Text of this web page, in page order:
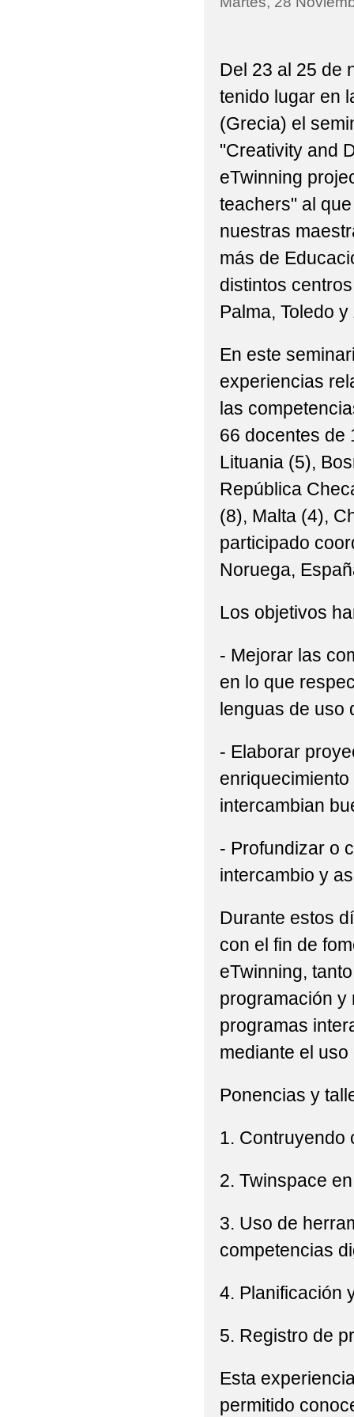
SORTEO DE LA
INFORMACIÓN Y
VISITA POLICÍA
PEC Y PGA
Del 23 al 25 de
tenido lugar en
(Grecia) el
"Creativity and
eTwinning
teachers" al
nuestras
más de
distintos
Palma, Toledo
En este
experiencias
las
66 docentes de
Lituania (5),
República
(8), Malta (4),
participado
Noruega,
Los objetivos
- Mejorar las
en lo que
lenguas de uso
- Elaborar
intercambian
- Profundizar o
intercambio y
Durante estos
con el fin de
eTwinning,
programación y
programas
mediante el
Ponencias y
1. Contruyendo
2. Twinspace
3. Uso de
competencias
4. Planificación
5. Registro de
Esta
permitido